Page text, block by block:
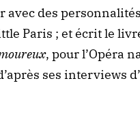
avec des
Paris ; et écrit le
, pour l’Opéra
ses interviews